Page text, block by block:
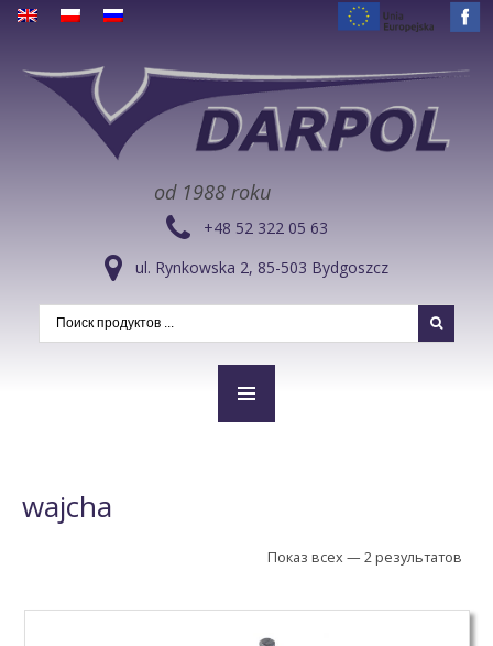
od 1988 roku
+48 52 322 05 63
ul. Rynkowska 2, 85-503 Bydgoszcz
wajcha
Показ всех — 2 результатов